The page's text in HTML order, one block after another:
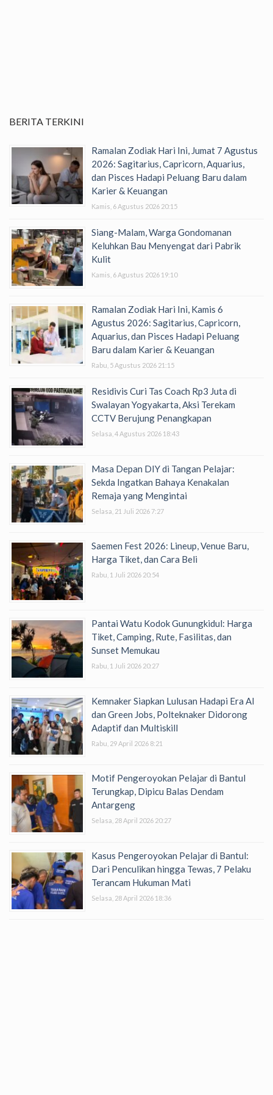
BERITA TERKINI
Ramalan Zodiak Hari Ini, Jumat 7 Agustus
2026: Sagitarius, Capricorn, Aquarius,
dan Pisces Hadapi Peluang Baru dalam
Karier & Keuangan
Kamis, 6 Agustus 2026 20:15
Siang-Malam, Warga Gondomanan
Keluhkan Bau Menyengat dari Pabrik
Kulit
Kamis, 6 Agustus 2026 19:10
Ramalan Zodiak Hari Ini, Kamis 6
Agustus 2026: Sagitarius, Capricorn,
Aquarius, dan Pisces Hadapi Peluang
Baru dalam Karier & Keuangan
Rabu, 5 Agustus 2026 21:15
Residivis Curi Tas Coach Rp3 Juta di
Swalayan Yogyakarta, Aksi Terekam
CCTV Berujung Penangkapan
Selasa, 4 Agustus 2026 18:43
Masa Depan DIY di Tangan Pelajar:
Sekda Ingatkan Bahaya Kenakalan
Remaja yang Mengintai
Selasa, 21 Juli 2026 7:27
Saemen Fest 2026: Lineup, Venue Baru,
Harga Tiket, dan Cara Beli
Rabu, 1 Juli 2026 20:54
Pantai Watu Kodok Gunungkidul: Harga
Tiket, Camping, Rute, Fasilitas, dan
Sunset Memukau
Rabu, 1 Juli 2026 20:27
Kemnaker Siapkan Lulusan Hadapi Era AI
dan Green Jobs, Polteknaker Didorong
Adaptif dan Multiskill
Rabu, 29 April 2026 8:21
Motif Pengeroyokan Pelajar di Bantul
Terungkap, Dipicu Balas Dendam
Antargeng
Selasa, 28 April 2026 20:27
Kasus Pengeroyokan Pelajar di Bantul:
Dari Penculikan hingga Tewas, 7 Pelaku
Terancam Hukuman Mati
Selasa, 28 April 2026 18:36